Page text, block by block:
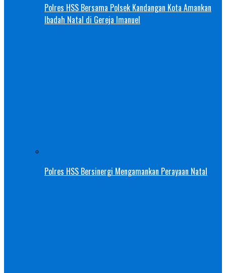
Polres HSS Bersama Polsek Kandangan Kota Amankan
Ibadah Natal di Gereja Imanuel
Polres HSS Bersinergi Mengamankan Perayaan Natal